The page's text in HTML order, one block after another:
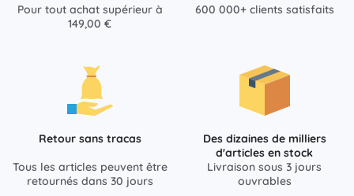
Pour tout achat supérieur à
149,00 €
600 000+ clients satisfaits
Retour sans tracas
Tous les articles peuvent être
retournés dans 30 jours
Des dizaines de milliers
d'articles en stock
Livraison sous 3 jours
ouvrables